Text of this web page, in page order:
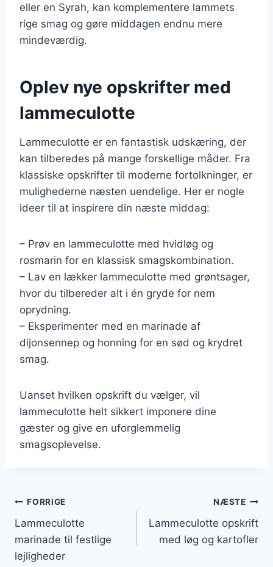
eller en Syrah, kan komplementere lammets
rige smag og gøre middagen endnu mere
mindeværdig.
Oplev nye opskrifter med
lammeculotte
Lammeculotte er en fantastisk udskæring, der
kan tilberedes på mange forskellige måder. Fra
klassiske opskrifter til moderne fortolkninger, er
mulighederne næsten uendelige. Her er nogle
ideer til at inspirere din næste middag:
– Prøv en lammeculotte med hvidløg og
rosmarin for en klassisk smagskombination.
– Lav en lækker lammeculotte med grøntsager,
hvor du tilbereder alt i én gryde for nem
oprydning.
– Eksperimenter med en marinade af
dijonsennep og honning for en sød og krydret
smag.
Uanset hvilken opskrift du vælger, vil
lammeculotte helt sikkert imponere dine
gæster og give en uforglemmelig
smagsoplevelse.
Indlægsnavigation
FORRIGE
Lammeculotte
marinade til festlige
lejligheder
NÆSTE
Lammeculotte opskrift
med løg og kartofler